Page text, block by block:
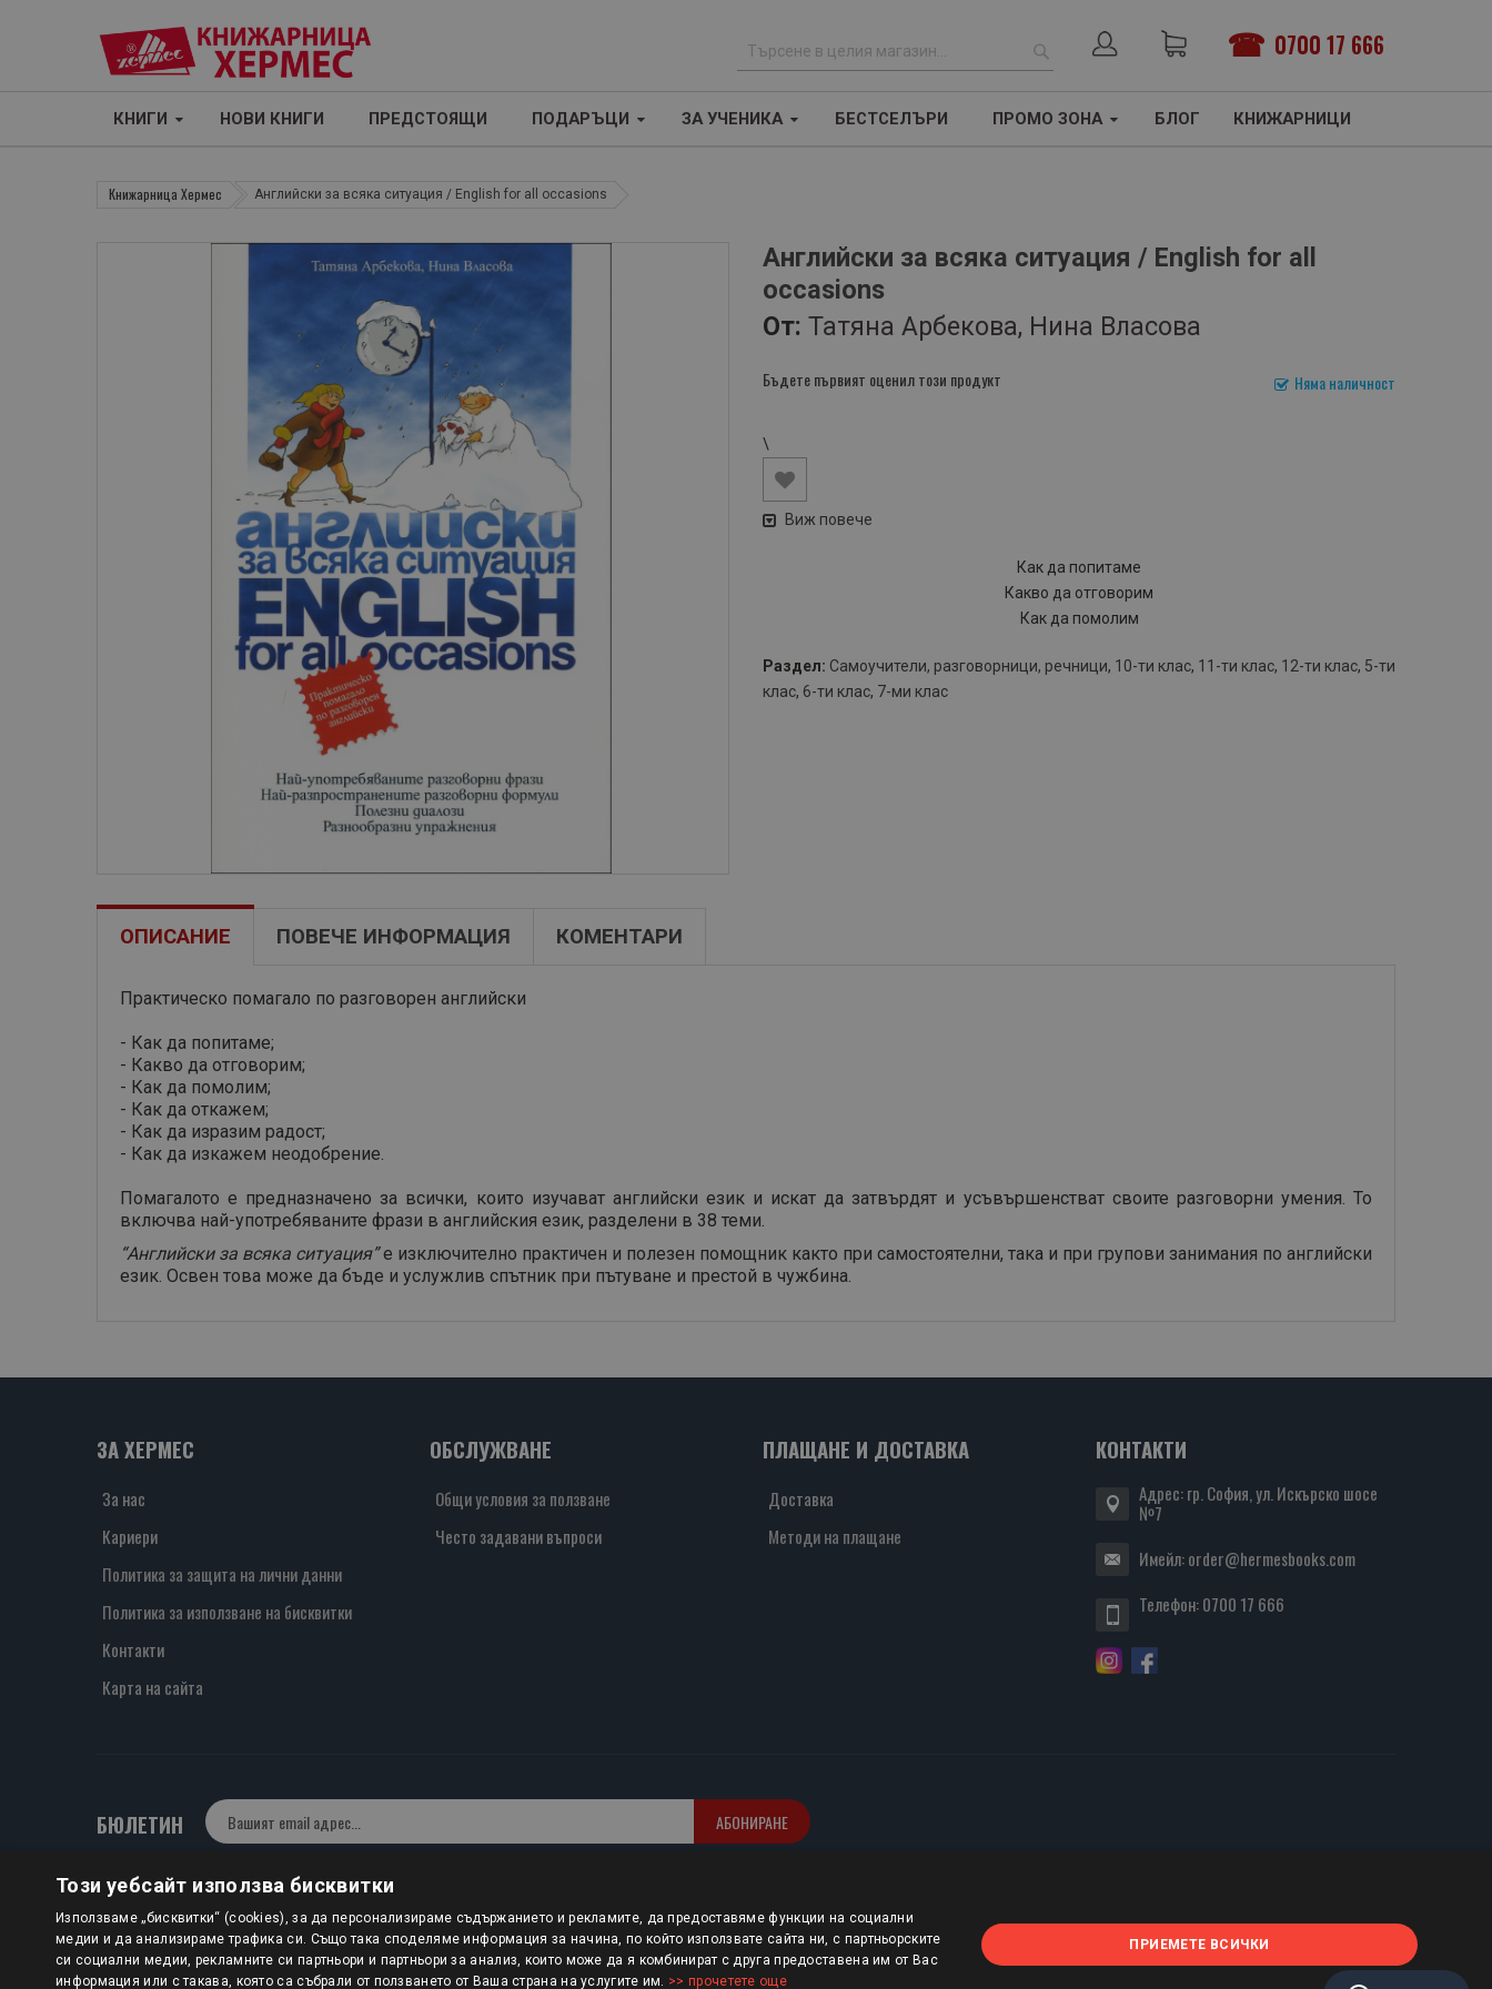
0700 17 666
р
ТЪРСЕНЕ
КНИГИ НОВИ КНИГИ ПРЕДСТОЯЩИ ПОДАРЪЦИ ЗА УЧЕНИКА БЕСТСЕЛЪРИ ПРОМО ЗОНА БЛОГ КНИЖАРНИЦИ
Книжарница Хермес Английски за всяка ситуация / English for all occasions
Английски за всяка ситуация / English for all
occasions
От: Татяна Арбекова, Нина Власова
Няма наличност
Бъдете първият оценил този продукт
\
Виж повече
Как да попитаме
Какво да отговорим
Как да помолим
Раздел: Самоучители, разговорници, речници, 10-ти клас, 11-ти клас, 12-ти клас, 5-ти
клас, 6-ти клас, 7-ми клас
ОПИСАНИЕ ПОВЕЧЕ ИНФОРМАЦИЯ КОМЕНТАРИ
Практическо помагало по разговорен английски
- Как да попитаме;
- Какво да отговорим;
- Как да помолим;
- Как да откажем;
- Как да изразим радост;
- Как да изкажем неодобрение.
Помагалото е предназначено за всички, които изучават английски език и искат да затвърдят и усъвършенстват своите разговорни умения. То
включва най-употребяваните фрази в английския език, разделени в 38 теми.
“Английски за всяка ситуация”е изключително практичен и полезен помощник както при самостоятелни, така и при групови занимания по английски
език. Освен това може да бъде и услужлив спътник при пътуване и престой в чужбина.
ЗА ХЕРМЕС
За нас
Кариери
Политика за защита на лични данни
Политика за използване на бисквитки
Контакти
Карта на сайта
ОБСЛУЖВАНЕ
Общи условия за ползване
Често задавани въпроси
ПЛАЩАНЕ И ДОСТАВКА
Доставка
Методи на плащане
КОНТАКТИ
Адрес: гр. София, ул. Искърско шосе
№7
Имейл:order@hermesbooks.com
Телефон:0700 17 666
БЮЛЕТИН АБОНИРАНЕ
Авторско право © 2025 HERMESBOOKS.BG
1 EUR = 1.95583 BGN
Този уебсайт използва бисквитки
Използваме „бисквитки“ (cookies), за да персонализираме съдържанието и рекламите, да предоставяме функции на социални
медии и да анализираме трафика си. Също така споделяме информация за начина, по който използвате сайта ни, с партньорските
си социални медии, рекламните си партньори и партньори за анализ, които може да я комбинират с друга предоставена им от Вас
информация или с такава, която са събрали от ползването от Ваша страна на услугите им. >> прочетете още
ПРИЕМЕТЕ ВСИЧКИ